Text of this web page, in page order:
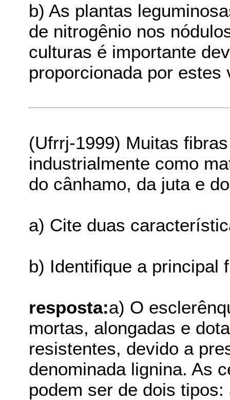
b) As plantas
de nitrogênio nos
culturas é importante
proporcionada por estes
(Ufrrj-1999) Muitas
industrialmente como
do cânhamo, da juta e
a) Cite duas
b) Identifique a principal
resposta:a) O
mortas, alongadas e
resistentes, devido a
denominada lignina. As
podem ser de dois